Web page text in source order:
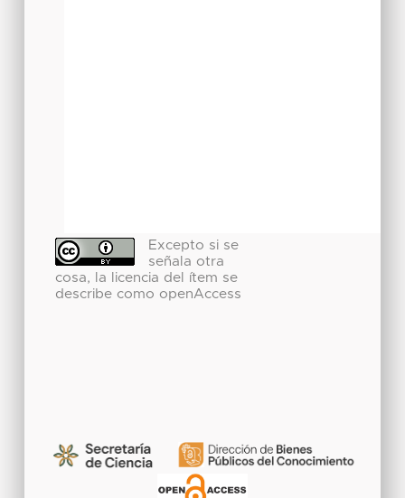
Excepto si se
señala otra
cosa, la licencia del ítem se
describe como openAccess